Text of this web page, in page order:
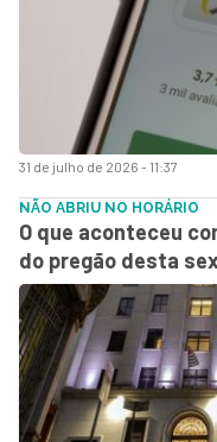
31 de julho de 2026 - 11:37
NÃO ABRIU NO HORÁRIO
O que aconteceu
do pregão desta